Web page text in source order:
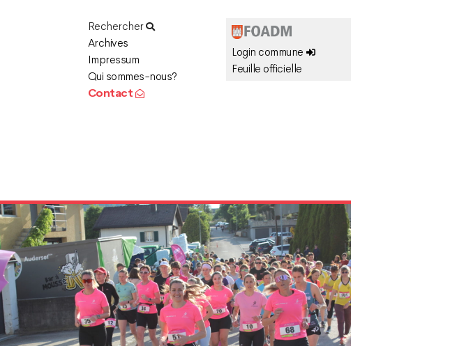
Rechercher
Archives
Impressum
Qui sommes-nous?
Contact
Login commune
Feuille officielle